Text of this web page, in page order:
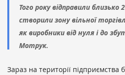
Того року відправили
створили зону вільної
як виробники від нуля і до
Мотрук.
Зараз на території